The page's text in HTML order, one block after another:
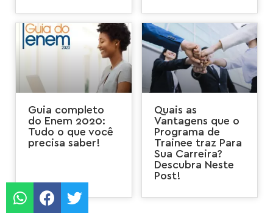
Guia completo
do Enem 2020:
Tudo o que você
precisa saber!
Quais as
Vantagens que o
Programa de
Trainee traz Para
Sua Carreira?
Descubra Neste
Post!